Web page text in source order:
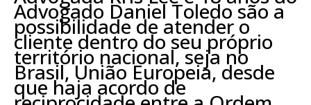
Advogado Daniel Toledo são a
possibilidade de atender o
cliente dentro do seu próprio
território nacional, seja no
Brasil, União Europeia, desde
que haja acordo de